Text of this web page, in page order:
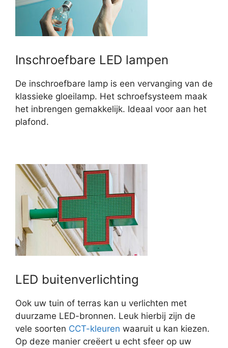
Inschroefbare LED lampen
De inschroefbare lamp is een vervanging van de
klassieke gloeilamp. Het schroefsysteem maak
het inbrengen gemakkelijk. Ideaal voor aan het
plafond.
LED buitenverlichting
Ook uw tuin of terras kan u verlichten met
duurzame LED-bronnen. Leuk hierbij zijn de
vele soorten CCT-kleuren waaruit u kan kiezen.
Op deze manier creëert u echt sfeer op uw